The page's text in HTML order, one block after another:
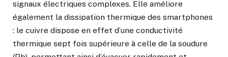
signaux électriques complexes. Elle améliore
également la dissipation thermique des smartphones
: le cuivre dispose en effet d’une conductivité
thermique sept fois supérieure à celle de la soudure